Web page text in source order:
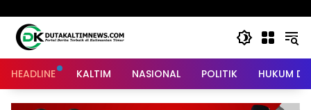
HEADLINE KALTIM NASIONAL POLITIK HUKUM